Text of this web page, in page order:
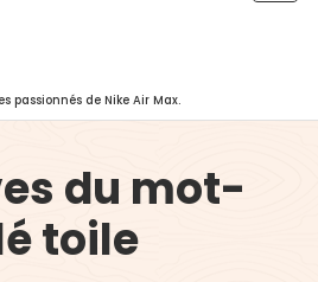
de Nike Air Max.
du mot-
toile